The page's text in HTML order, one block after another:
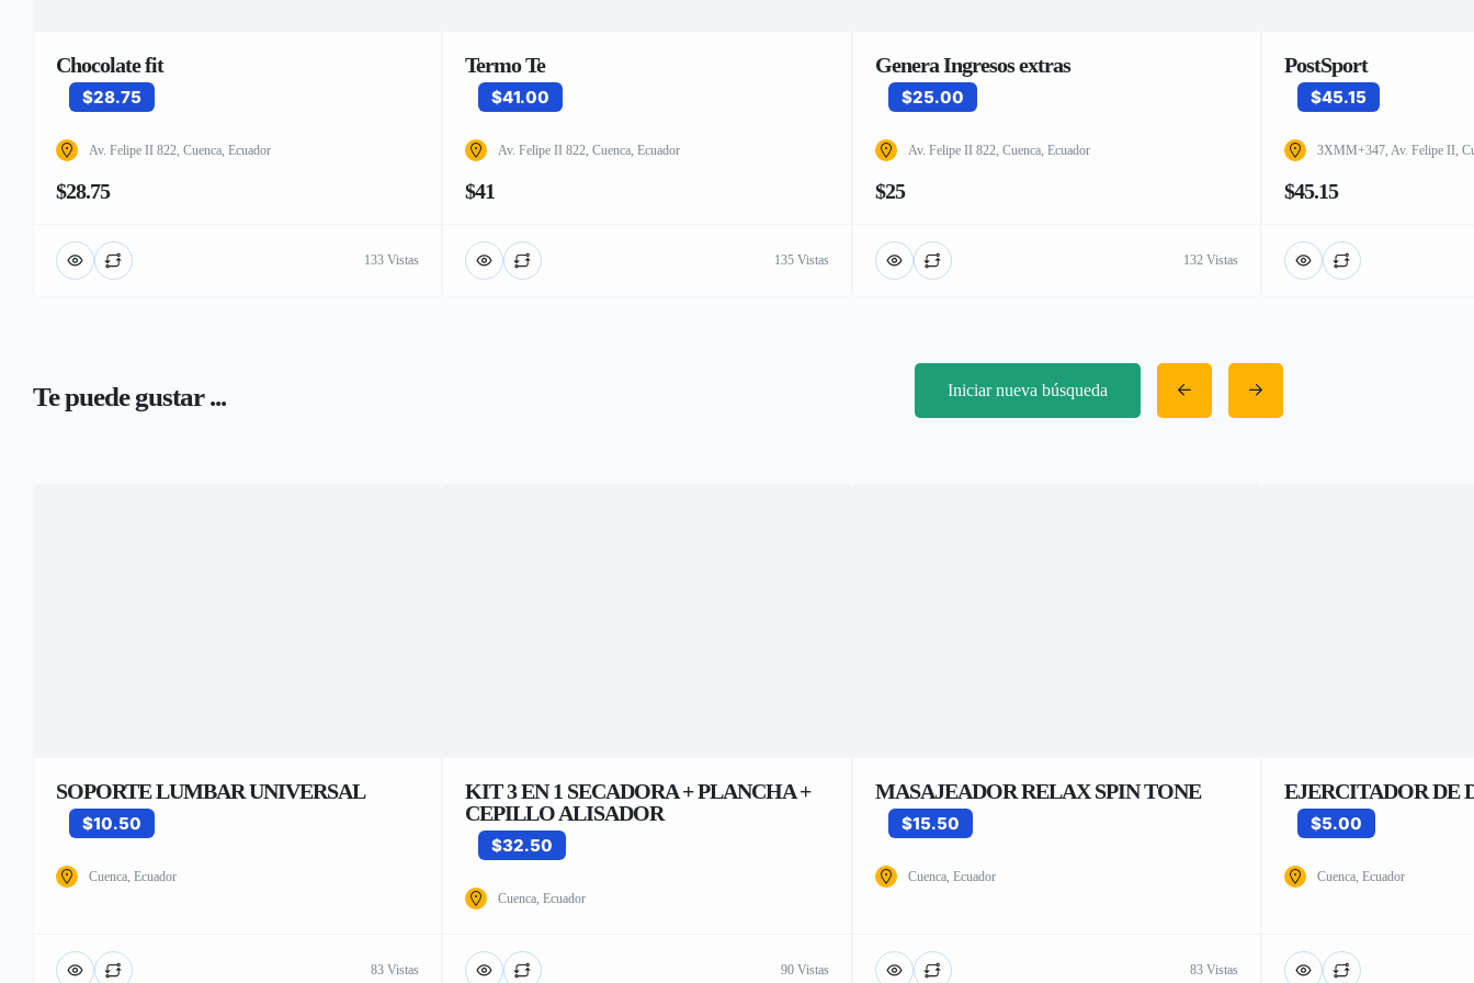
Chocolate fit
$28.75
Av. Felipe II 822, Cuenca, Ecuador
$28.75
133 Vistas
Termo Te
$41.00
Av. Felipe II 822, Cuenca, Ecuador
$41
135 Vistas
Genera Ingresos extras
$25.00
Av. Felipe II 822, Cuenca, Ecuador
$25
132 Vistas
PostSport
$45.15
3XMM+347, Av. Felipe II,
$45.15
Te puede gustar ... Iniciar nueva búsqueda
SOPORTE LUMBAR UNIVERSAL
$10.50
Cuenca, Ecuador
83 Vistas
KIT 3 EN 1 SECADORA + PLANCHA +
CEPILLO ALISADOR
$32.50
Cuenca, Ecuador
90 Vistas
MASAJEADOR RELAX SPIN TONE
$15.50
Cuenca, Ecuador
83 Vistas
EJERCITADOR DE
$5.00
Cuenca, Ecuador